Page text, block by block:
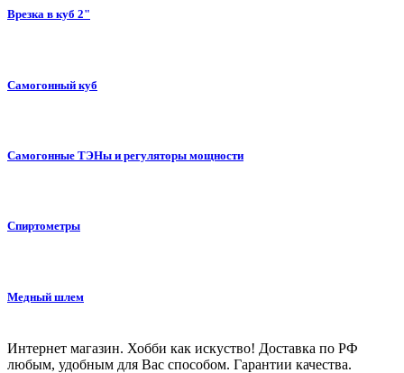
Врезка в куб 2"
Самогонный куб
Самогонные ТЭНы и регуляторы мощности
Спиртометры
Медный шлем
Интернет магазин. Хобби как искуство! Доставка по РФ
любым, удобным для Вас способом. Гарантии качества.